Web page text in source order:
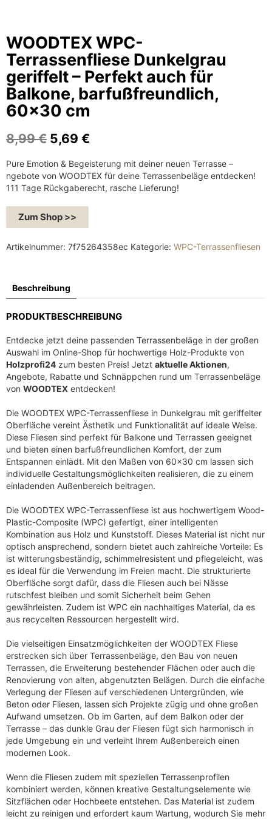
WOODTEX WPC-
Terrassenfliese Dunkelgrau
geriffelt – Perfekt auch für
Balkone, barfußfreundlich,
60×30 cm
8,99€ U
s
p
r
ü
n
l
h
r
r
e
i
s
a
r
:
8
,
9
€
5,69 €
t
u
e
r
s
s
t
:
5
6
9
€
.
Pure Emotion & Begeisterung mit deiner neuen Terrasse –
ngebote von WOODTEX für deine Terrassenbeläge entdecken!
111 Tage Rückgaberecht, rasche Lieferung!
Zum Shop >>
Artikelnummer: 7f75264358ec Kategorie: WPC-Terrassenfliesen
Beschreibung
PRODUKTBESCHREIBUNG
Entdecke jetzt deine passenden Terrassenbeläge in der großen
Auswahl im Online-Shop für hochwertige Holz-Produkte von
Holzprofi24 zum besten Preis! Jetzt aktuelle Aktionen,
Angebote, Rabatte und Schnäppchen rund um Terrassenbeläge
von WOODTEX entdecken!
Die WOODTEX WPC-Terrassenfliese in Dunkelgrau mit geriffelter
Oberfläche vereint Ästhetik und Funktionalität auf ideale Weise.
Diese Fliesen sind perfekt für Balkone und Terrassen geeignet
und bieten einen barfußfreundlichen Komfort, der zum
Entspannen einlädt. Mit den Maßen von 60×30 cm lassen sich
individuelle Gestaltungsmöglichkeiten realisieren, die zu einem
einladenden Außenbereich beitragen.
Die WOODTEX WPC-Terrassenfliese ist aus hochwertigem Wood-
Plastic-Composite (WPC) gefertigt, einer intelligenten
Kombination aus Holz und Kunststoff. Dieses Material ist nicht nur
optisch ansprechend, sondern bietet auch zahlreiche Vorteile: Es
ist witterungsbeständig, schimmelresistent und pflegeleicht, was
es ideal für die Verwendung im Freien macht. Die strukturierte
Oberfläche sorgt dafür, dass die Fliesen auch bei Nässe
rutschfest bleiben und somit Sicherheit beim Gehen
gewährleisten. Zudem ist WPC ein nachhaltiges Material, da es
aus recycelten Ressourcen hergestellt wird.
Die vielseitigen Einsatzmöglichkeiten der WOODTEX Fliese
erstrecken sich über Terrassenbeläge, den Bau von neuen
Terrassen, die Erweiterung bestehender Flächen oder auch die
Renovierung von alten, abgenutzten Belägen. Durch die einfache
Verlegung der Fliesen auf verschiedenen Untergründen, wie
Beton oder Fliesen, lassen sich Projekte zügig und ohne großen
Aufwand umsetzen. Ob im Garten, auf dem Balkon oder der
Terrasse – das dunkle Grau der Fliesen fügt sich harmonisch in
jede Umgebung ein und verleiht Ihrem Außenbereich einen
modernen Look.
Wenn die Fliesen zudem mit speziellen Terrassenprofilen
kombiniert werden, können kreative Gestaltungselemente wie
Sitzflächen oder Hochbeete entstehen. Das Material ist zudem
leicht zu reinigen und erfordert kaum Wartung, wodurch Sie mehr